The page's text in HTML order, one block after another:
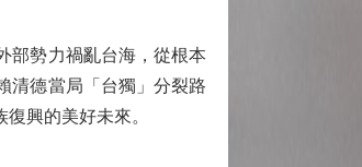
勢力禍亂台海，從根本
清德當局「台獨」分裂路
興的美好未來。